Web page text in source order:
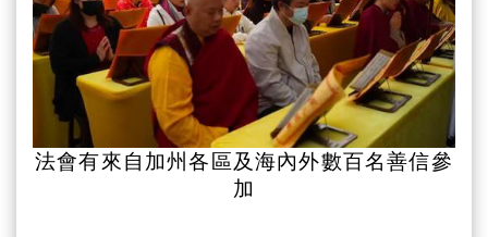
法會有來自加州各區及海內外數百名善信參
加